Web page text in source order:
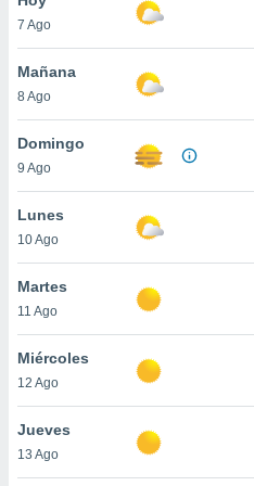
y
en
más
de
7 Ago
Mañana
8 Ago
Domingo
9 Ago
Lunes
10 Ago
Martes
11 Ago
Miércoles
12 Ago
Jueves
13 Ago